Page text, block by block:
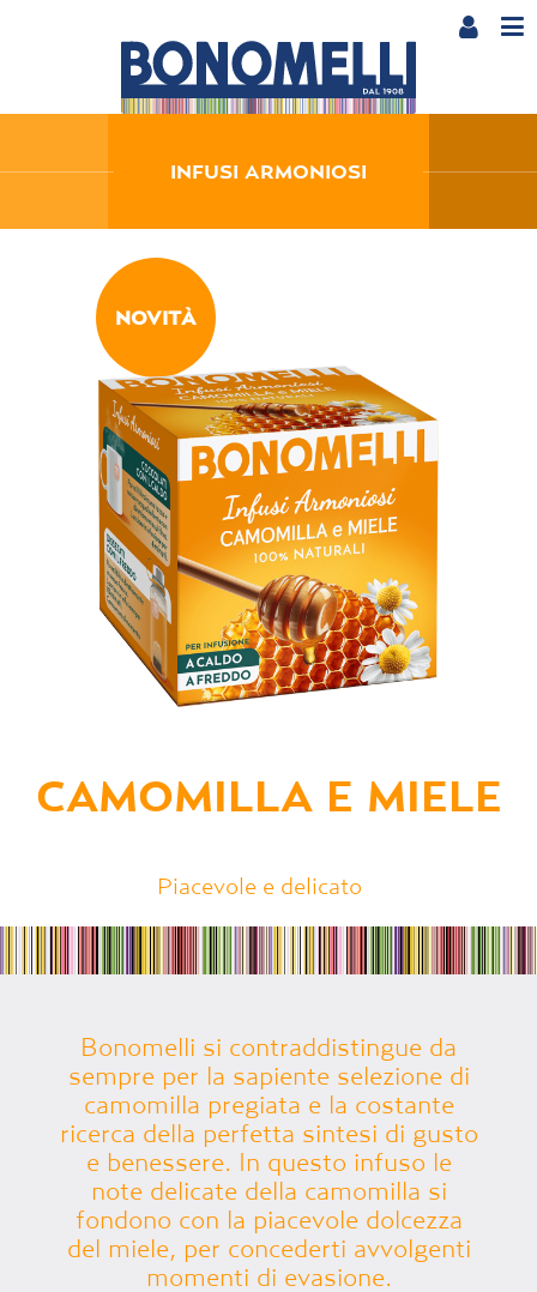
INFUSI ARMONIOSI
NOVITÀ
CAMOMILLA E MIELE
Piacevole e delicato
Bonomelli si contraddistingue da
sempre per la sapiente selezione di
camomilla pregiata e la costante
ricerca della perfetta sintesi di gusto
e benessere. In questo infuso le
note delicate della camomilla si
fondono con la piacevole dolcezza
del miele, per concederti avvolgenti
momenti di evasione.